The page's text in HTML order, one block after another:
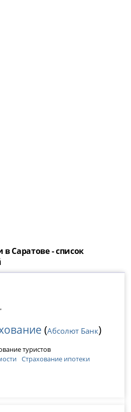
Саратове - список
(Абсолют Банк)
туристов
Страхование ипотеки